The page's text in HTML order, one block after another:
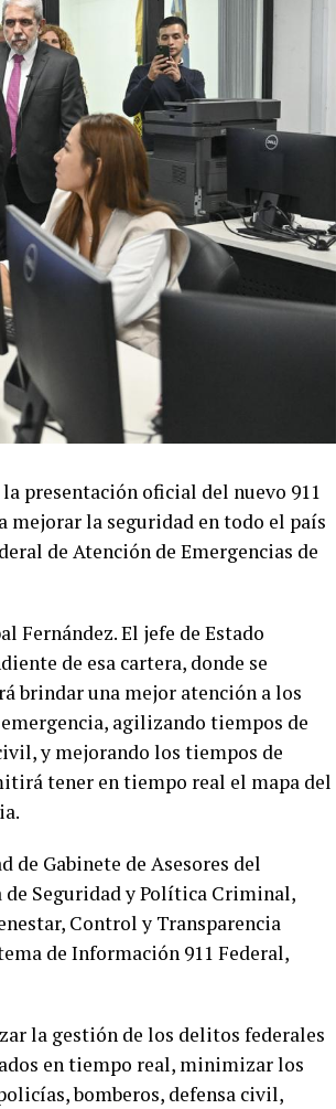
presentación oficial del nuevo 911
la seguridad en todo el país
de Atención de Emergencias de
Fernández. El jefe de Estado
de esa cartera, donde se
brindar una mejor atención a los
agilizando tiempos de
y mejorando los tiempos de
tener en tiempo real el mapa del
Gabinete de Asesores del
Seguridad y Política Criminal,
Control y Transparencia
de Información 911 Federal,
la gestión de los delitos federales
en tiempo real, minimizar los
bomberos, defensa civil,